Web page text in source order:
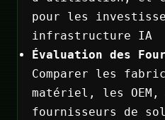
pour les
infrastructure IA
Évaluation des
Comparer les
matériel, les
fournisseurs de